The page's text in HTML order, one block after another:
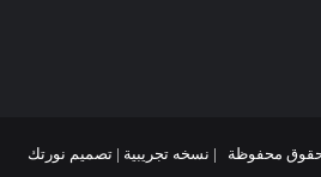
تصميم نورتك